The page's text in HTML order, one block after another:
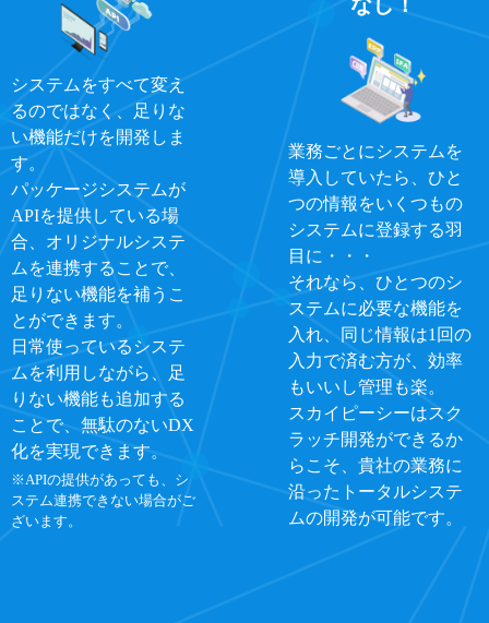
システムをすべて変え
るのではなく、足りな
い機能だけを開発しま
す。
パッケージシステムが
APIを提供している場
合、オリジナルシステ
ムを連携することで、
足りない機能を補うこ
とができます。
日常使っているシステ
ムを利用しながら、足
りない機能も追加する
ことで、無駄のないDX
化を実現できます。
※APIの提供があっても、シ
ステム連携できない場合がご
ざいます。
業務ごとにシステムを
導入していたら、ひと
つの情報をいくつもの
システムに登録する羽
目に・・・
それなら、ひとつのシ
ステムに必要な機能を
入れ、同じ情報は1回の
入力で済む方が、効率
もいいし管理も楽。
スカイピーシーはスク
ラッチ開発ができるか
らこそ、貴社の業務に
沿ったトータルシステ
ムの開発が可能です。